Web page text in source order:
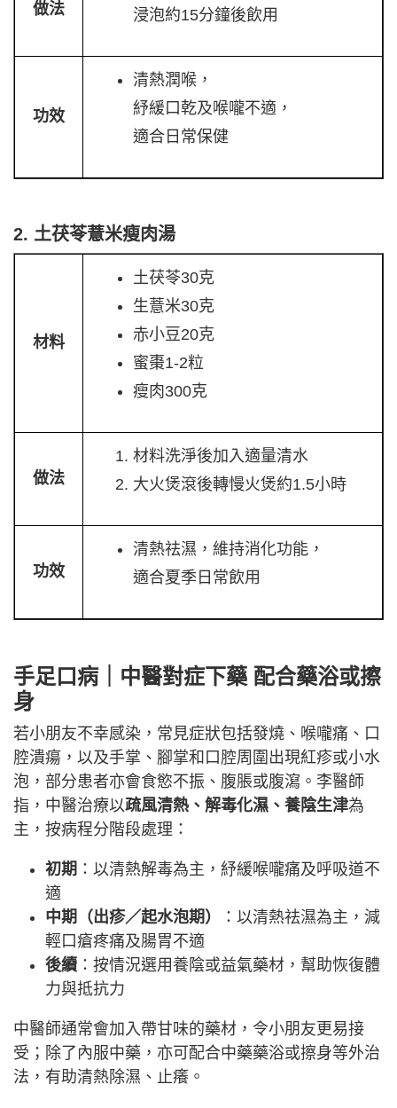
做法 浸泡約15分鐘後飲用
功效
清熱潤喉，
紓緩口乾及喉嚨不適，
適合日常保健
2. 土茯苓薏米瘦肉湯
材料
土茯苓30克
生薏米30克
赤小豆20克
蜜棗1-2粒
瘦肉300克
做法
材料洗淨後加入適量清水
大火煲滾後轉慢火煲約1.5小時
功效
清熱祛濕，維持消化功能，
適合夏季日常飲用
手足口病｜中醫對症下藥 配合藥浴或擦
身
若小朋友不幸感染，常見症狀包括發燒、喉嚨痛、口
腔潰瘍，以及手掌、腳掌和口腔周圍出現紅疹或小水
泡，部分患者亦會食慾不振、腹脹或腹瀉。李醫師
指，中醫治療以疏風清熱、解毒化濕、養陰生津為
主，按病程分階段處理：
初期 ：以清熱解毒為主，紓緩喉嚨痛及呼吸道不
適
中期（出疹／起水泡期）
：以清熱祛濕為主，減
輕口瘡疼痛及腸胃不適
後續 ：按情況選用養陰或益氣藥材，幫助恢復體
力與抵抗力
中醫師通常會加入帶甘味的藥材，令小朋友更易接
受；除了內服中藥，亦可配合中藥藥浴或擦身等外治
法，有助清熱除濕、止癢。